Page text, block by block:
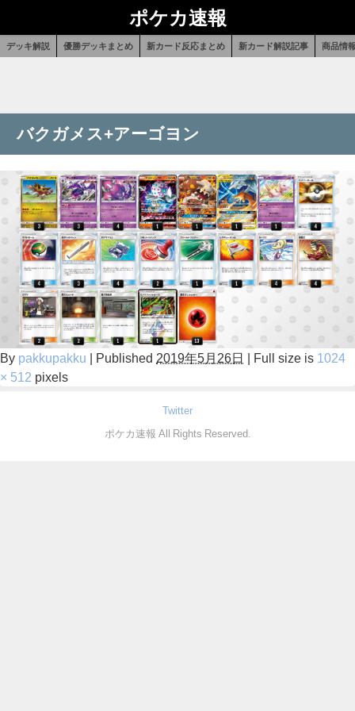
ポケカ速報
デッキ解説 優勝デッキまとめ 新カード反応まとめ 新カード解説記事 商品情
バクガメス+アーゴヨン
By pakkupakku Published 2019年5月26日 Full size is 1024
× 512 pixels
Twitter
ポケカ速報 All Rights Reserved.